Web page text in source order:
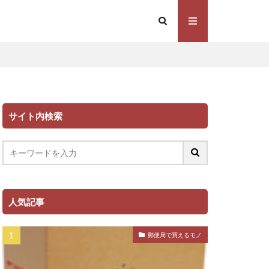
サイト内検索
人気記事
郵便局で買えるモノ